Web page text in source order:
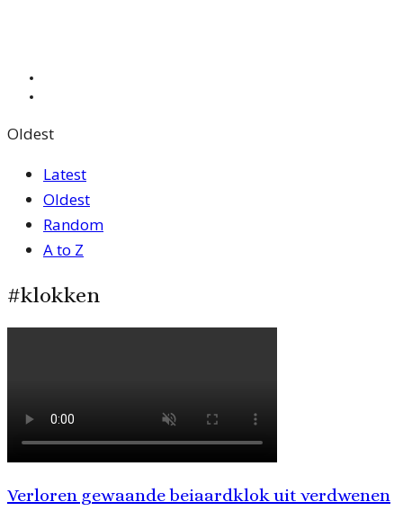
Oldest
Latest
Oldest
Random
A to Z
#klokken
Verloren gewaande beiaardklok uit verdwenen